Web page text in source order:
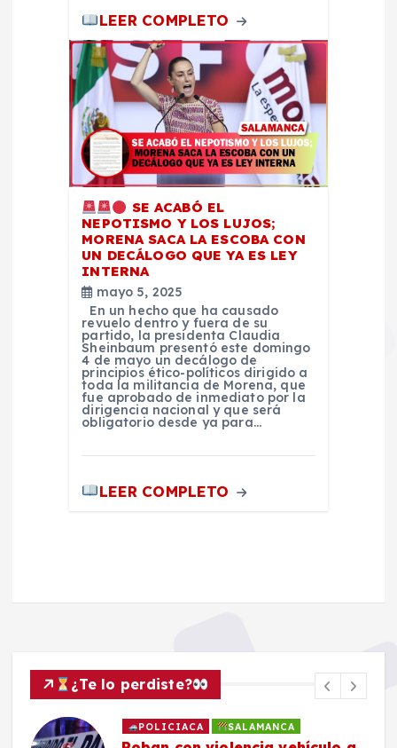
LEER COMPLETO
SE ACABÓ EL
NEPOTISMO Y LOS LUJOS;
MORENA SACA LA ESCOBA CON
UN DECÁLOGO QUE YA ES LEY
INTERNA
mayo 5, 2025
En un hecho que ha causado
revuelo dentro y fuera de su
partido, la presidenta Claudia
Sheinbaum presentó este domingo
4 de mayo un decálogo de
principios ético-políticos dirigido a
toda la militancia de Morena, que
fue aprobado de inmediato por la
dirigencia nacional y que será
obligatorio desde ya para…
LEER COMPLETO
¿Te lo perdiste?
POLICIACA SALAMANCA